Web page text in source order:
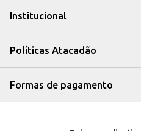
Institucional
Políticas Atacadão
Formas de pagamento